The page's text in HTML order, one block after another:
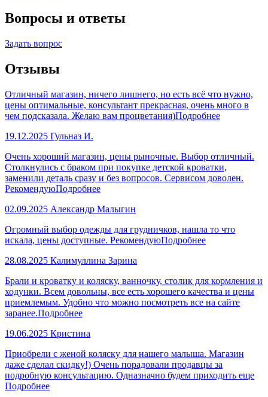
Вопросы и ответы
Задать вопрос
Отзывы
Отличный магазин, ничего лишнего, но есть всё что нужно,
цены оптимальные, консультант прекрасная, очень много в
чем подсказала. Желаю вам процветания)Подробнее
19.12.2025 Гульназ И.
Очень хороший магазин, цены рыночные. Выбор отличный.
Столкнулись с браком при покупке детской кроватки,
заменили деталь сразу и без вопросов. Сервисом доволен.
РекомендуюПодробнее
02.09.2025 Александр Малыгин
Огромный выбор одежды для грудничков, нашла то что
искала, цены доступные. РекомендуюПодробнее
28.08.2025 Калимуллина Зарина
Брали и кроватку и коляску, ванночку, столик для кормления и
ходунки. Всем довольны, все есть хорошего качества и цены
приемлемым. Удобно что можно посмотреть все на сайте
заранее.Подробнее
19.06.2025 Кристина
Приобрели с женой коляску для нашего малыша. Магазин
даже сделал скидку!) Очень порадовали продавцы за
подробную консультацию. Одназначно будем приходить еще
Подробнее